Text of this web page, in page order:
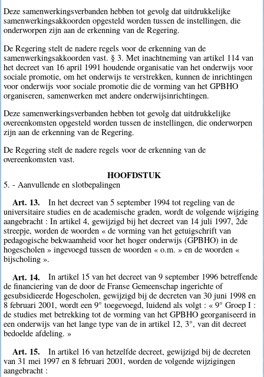
Deze samenwerkingsverbanden hebben tot gevolg dat uitdrukkelijke
samenwerkingsakkoorden opgesteld worden tussen de instellingen, die
onderworpen zijn aan de erkenning van de Regering.
De Regering stelt de nadere regels voor de erkenning van de
samenwerkingsakkoorden vast. § 3. Met inachtneming van artikel 114 van
het decreet van 16 april 1991 houdende organisatie van het onderwijs voor
sociale promotie, om het onderwijs te verstrekken, kunnen de inrichtingen
voor onderwijs voor sociale promotie die de vorming van het GPBHO
organiseren, samenwerken met andere onderwijsinrichtingen.
Deze samenwerkingsverbanden hebben tot gevolg dat uitdrukkelijke
overeenkomsten opgesteld worden tussen de instellingen, die onderworpen
zijn aan de erkenning van de Regering.
De Regering stelt de nadere regels voor de erkenning van de
overeenkomsten vast.
HOOFDSTUK
5. - Aanvullende en slotbepalingen
Art. 13.
In het decreet van 5 september 1994 tot regeling van de
universitaire studies en de academische graden, wordt de volgende wijziging
aangebracht : In artikel 4, gewijzigd bij het decreet van 14 juli 1997, 2de
streepje, worden de woorden « de vorming van het getuigschrift van
pedagogische bekwaamheid voor het hoger onderwijs (GPBHO) in de
hogescholen » ingevoegd tussen de woorden « o.m. » en de woorden «
bijscholing ».
Art. 14.
In artikel 15 van het decreet van 9 september 1996 betreffende
de financiering van de door de Franse Gemeenschap ingerichte of
gesubsidieerde Hogescholen, gewijzigd bij de decreten van 30 juni 1998 en
8 februari 2001, wordt een 9° toegevoegd, luidend als volgt : « 9° Groep I :
de studies met betrekking tot de vorming van het GPBHO georganiseerd in
een onderwijs van het lange type van de in artikel 12, 3°, van dit decreet
bedoelde afdeling. »
Art. 15.
In artikel 16 van hetzelfde decreet, gewijzigd bij de decreten
van 31 mei 1997 en 8 februari 2001, worden de volgende wijzigingen
aangebracht :